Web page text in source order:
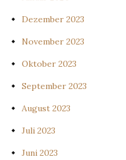
Dezember 2023
November 2023
Oktober 2023
September 2023
August 2023
Juli 2023
Juni 2023